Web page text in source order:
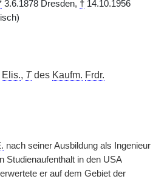
3.6.1878 Dresden, † 14.10.1956
Elis., Tdes Kaufm. Frdr.
nach seiner Ausbildung als Ingenieur
Studienaufenthalt in den USA
er auf dem Gebiet der